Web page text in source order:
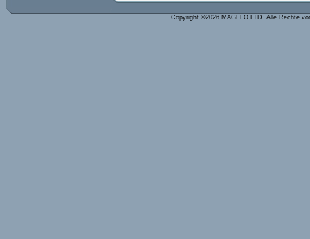
Copyright ©2026 MAGELO LTD. Alle Rechte